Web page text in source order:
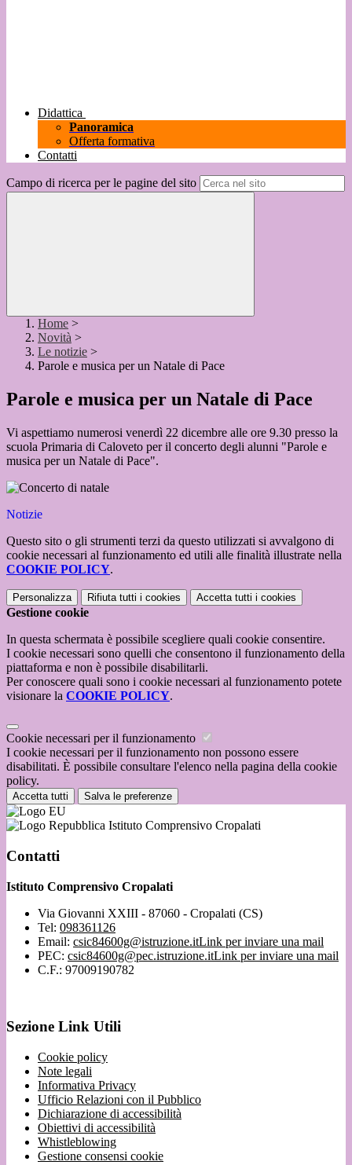
Didattica
Panoramica
Offerta formativa
Contatti
Campo di ricerca per le pagine del sito
Home >
Novità >
Le notizie >
Parole e musica per un Natale di Pace
Parole e musica per un Natale di Pace
Vi aspettiamo numerosi venerdì 22 dicembre alle ore 9.30 presso la
scuola Primaria di Caloveto per il concerto degli alunni "Parole e
musica per un Natale di Pace".
Notizie
Questo sito o gli strumenti terzi da questo utilizzati si avvalgono di
cookie necessari al funzionamento ed utili alle finalità illustrate nella
COOKIE POLICY.
Personalizza Rifiuta tutti i cookies Accetta tutti i cookies
Gestione cookie
In questa schermata è possibile scegliere quali cookie consentire.
I cookie necessari sono quelli che consentono il funzionamento della
piattaforma e non è possibile disabilitarli.
Per conoscere quali sono i cookie necessari al funzionamento potete
visionare la COOKIE POLICY.
Cookie necessari per il funzionamento
I cookie necessari per il funzionamento non possono essere
disabilitati. È possibile consultare l'elenco nella pagina della cookie
policy.
Accetta tutti Salva le preferenze
Istituto Comprensivo Cropalati
Contatti
Istituto Comprensivo Cropalati
Via Giovanni XXIII - 87060 - Cropalati (CS)
Tel: 098361126
Email: csic84600g@istruzione.itLink per inviare una mail
PEC: csic84600g@pec.istruzione.itLink per inviare una mail
C.F.: 97009190782
Sezione Link Utili
Cookie policy
Note legali
Informativa Privacy
Ufficio Relazioni con il Pubblico
Dichiarazione di accessibilità
Obiettivi di accessibilità
Whistleblowing
Gestione consensi cookie